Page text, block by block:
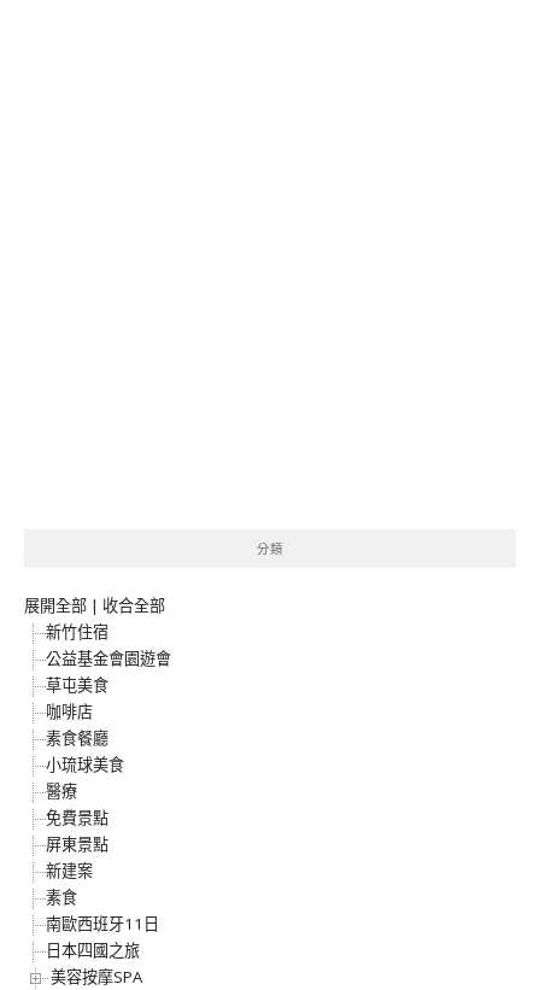
分類
展開全部 | 收合全部
新竹住宿
公益基金會園遊會
草屯美食
咖啡店
素食餐廳
小琉球美食
醫療
免費景點
屏東景點
新建案
素食
南歐西班牙11日
日本四國之旅
美容按摩SPA